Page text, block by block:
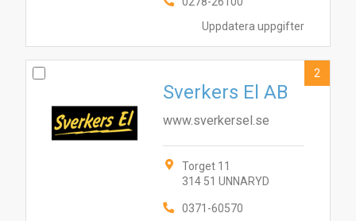
Uppdatera uppgifter
Sverkers El AB
www.sverkersel.se
Torget 11
314 51 UNNARYD
0371-60570
2